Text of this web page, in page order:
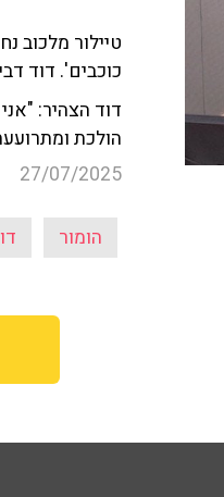
טיילור
כוכבים'. דוד
דוד הצהיר:
הולכת
27/07/2025
הומור